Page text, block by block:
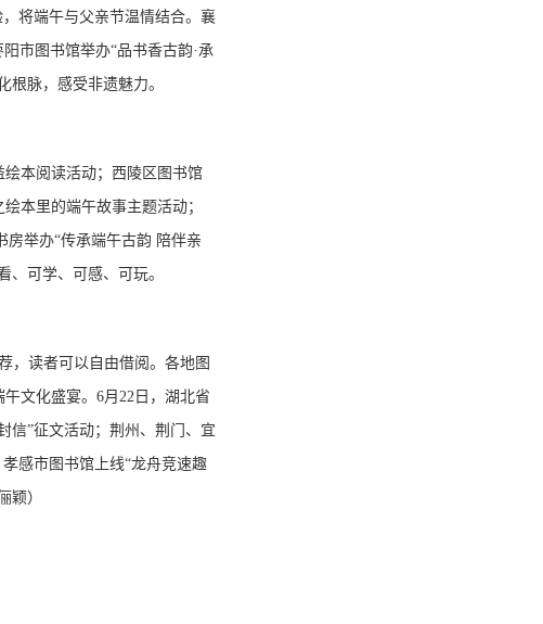
将端午与父亲节温情结合。襄
市图书馆举办“品书香古韵·承
脉，感受非遗魅力。
本阅读活动；西陵区图书馆
本里的端午故事主题活动；
房举办“传承端午古韵 陪伴亲
可学、可感、可玩。
，读者可以自由借阅。各地图
文化盛宴。6月22日，湖北省
信”征文活动；荆州、荆门、宜
感市图书馆上线“龙舟竞速趣
颖）